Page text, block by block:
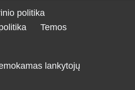
politika
Temos